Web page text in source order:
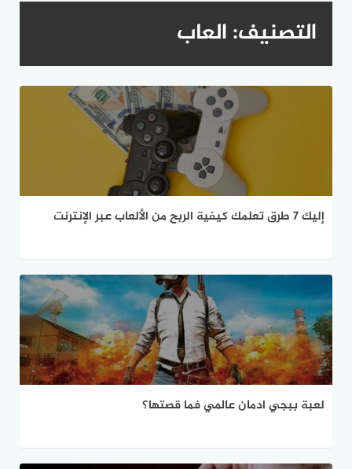
التصنيف:العاب
إليك 7 طرق تعلمك كيفية الربح من الألعاب عبر الإنترنت
لعبة ببجي ادمان عالمي فما قصتها؟